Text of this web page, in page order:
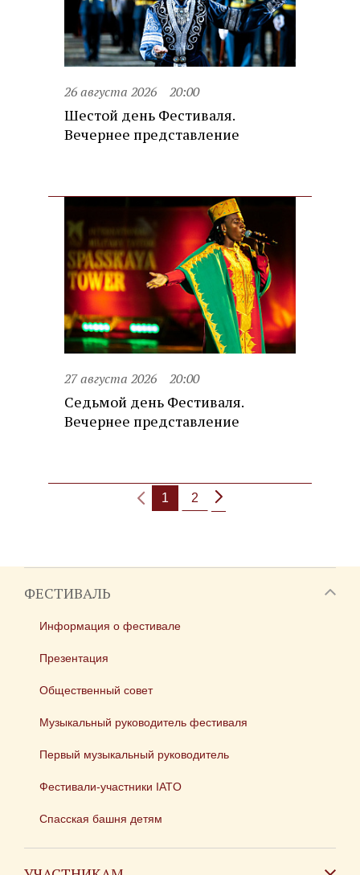
26 августа 2026 20:00
Шестой день Фестиваля.
Вечернее представление
27 августа 2026 20:00
Седьмой день Фестиваля.
Вечернее представление
1 2
ФЕСТИВАЛЬ
Информация о фестивале
Презентация
Общественный совет
Музыкальный руководитель фестиваля
Первый музыкальный руководитель
Фестивали-участники IATO
Спасская башня детям